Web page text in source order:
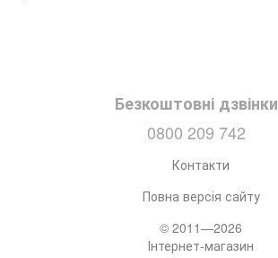
Безкоштовні дзвінки
0800 209 742
Контакти
Повна версія сайту
© 2011—2026
Інтернет-магазин